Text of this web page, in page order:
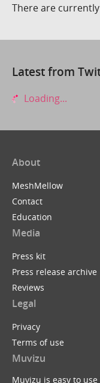
There are
Latest from
Loading...
About
MeshMellow
Contact
Education
Media
Press kit
Press release archive
Reviews
Legal
Privacy
Terms of use
Muvizu
Muvizu is easy to